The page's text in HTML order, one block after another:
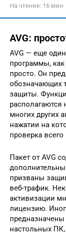
На чтение: 16 мин
AVG:
AVG — еще
программы, как
просто. Он
обозначающих
защиты.
располагаются
многих других
нажатии на
проверка
Пакет от AVG
призваны
веб-трафик.
активизации
лицензию.
настольных